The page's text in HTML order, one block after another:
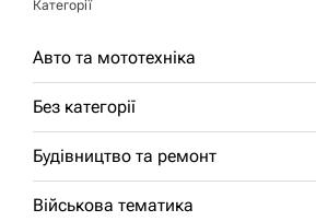
Категорії
Авто та мототехніка
Без категорії
Будівництво та ремонт
Військова тематика